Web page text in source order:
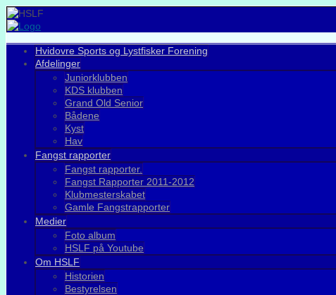
Hvidovre Sports og Lystfisker Forening
Afdelinger
Juniorklubben
KDS klubben
Grand Old Senior
Bådene
Kyst
Hav
Fangst rapporter
Fangst rapporter.
Fangst Rapporter 2011-2012
Klubmesterskabet
Gamle Fangstrapporter
Medier
Foto album
HSLF på Youtube
Om HSLF
Historien
Bestyrelsen